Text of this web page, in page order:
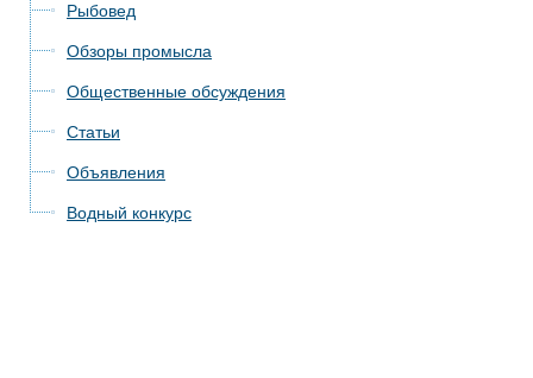
Рыбовед
Обзоры промысла
Общественные обсуждения
Статьи
Объявления
Водный конкурс